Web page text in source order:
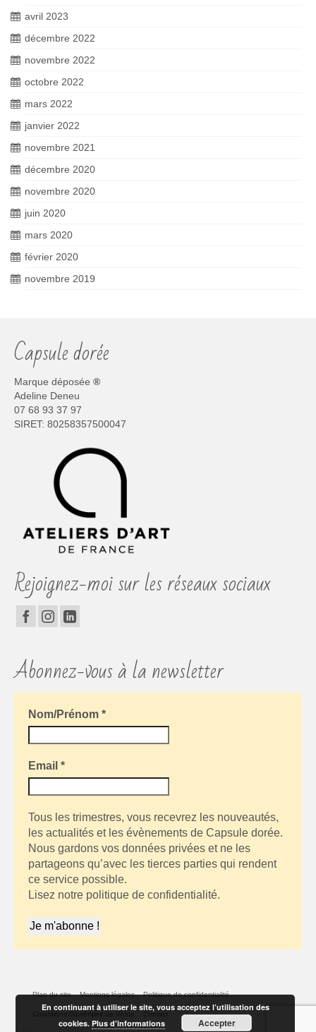
avril 2023
décembre 2022
novembre 2022
octobre 2022
mars 2022
janvier 2022
novembre 2021
décembre 2020
novembre 2020
juin 2020
mars 2020
février 2020
novembre 2019
Capsule dorée
Marque déposée ®
Adeline Deneu
07 68 93 37 97
SIRET: 80258357500047
Rejoignez-moi sur les réseaux sociaux
Abonnez-vous à la newsletter
Nom/Prénom *
Email *
Tous les trimestres, vous recevrez les nouveautés,
les actualités et les évènements de Capsule dorée.
Nous gardons vos données privées et ne les
partageons qu’avec les tierces parties qui rendent
ce service possible.
Lisez notre politique de confidentialité.
Plan du site Mentions légales Politique de confidentialité
Contact
En continuant à utiliser le site, vous acceptez l’utilisation des
cookies.Plus d’informations Accepter